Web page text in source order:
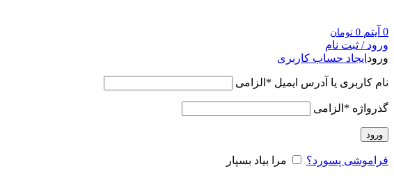
0 آیتم 0 تومان
ورود / ثبت نام
ورود ایجاد حساب کاربری
نام کاربری یا آدرس ایمیل * الزامی
گذرواژه * الزامی
ورود
فراموشی پسورد؟ مرا بیاد بسپار